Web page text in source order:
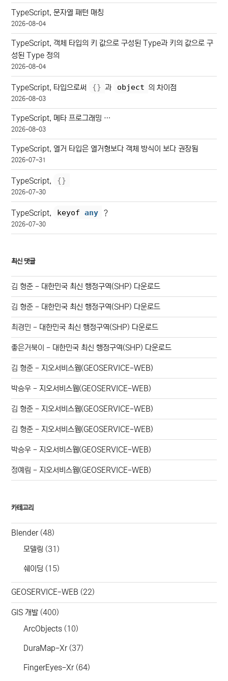
TypeScript, 문자열 패턴 매칭
2026-08-04
TypeScript, 객체 타입의 키 값으로 구성된 Type과 키의 값으로 구
성된 Type 정의
2026-08-04
TypeScript, 타입으로써 {} 과 object 의 차이점
2026-08-03
TypeScript, 메타 프로그래밍 …
2026-08-03
TypeScript, 열거 타입은 열거형보다 객체 방식이 보다 권장됨
2026-07-31
TypeScript, {}
2026-07-30
TypeScript, keyof any ?
2026-07-30
최신 댓글
김 형준 - 대한민국 최신 행정구역(SHP) 다운로드
김 형준 - 대한민국 최신 행정구역(SHP) 다운로드
최경민 - 대한민국 최신 행정구역(SHP) 다운로드
좋은거북이 - 대한민국 최신 행정구역(SHP) 다운로드
김 형준 -지오서비스웹(GEOSERVICE-WEB)
박승우 -지오서비스웹(GEOSERVICE-WEB)
김 형준 -지오서비스웹(GEOSERVICE-WEB)
김 형준 -지오서비스웹(GEOSERVICE-WEB)
박승우 -지오서비스웹(GEOSERVICE-WEB)
정예림 -지오서비스웹(GEOSERVICE-WEB)
카테고리
Blender(48)
모델링 (31)
쉐이딩 (15)
GEOSERVICE-WEB (22)
GIS 개발 (400)
ArcObjects (10)
DuraMap-Xr(37)
FingerEyes-Xr(64)